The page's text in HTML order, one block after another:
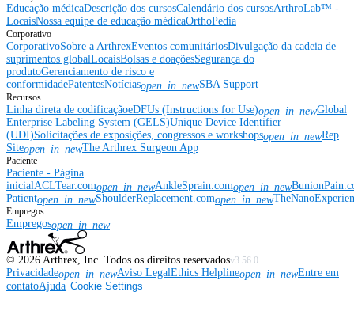
Educação médicaDescrição dos cursosCalendário dos cursosArthroLab™ -
LocaisNossa equipe de educação médicaOrthoPedia
Corporativo
CorporativoSobre a ArthrexEventos comunitáriosDivulgação da cadeia de
suprimentos globalLocaisBolsas e doaçõesSegurança do
produtoGerenciamento de risco e
conformidadePatentesNotíciasopen_in_newSBA Support
Recursos
Linha direta de codificaçãoeDFUs (Instructions for Use)open_in_newGlobal
Enterprise Labeling System (GELS)Unique Device Identifier
(UDI)Solicitações de exposições, congressos e workshopsopen_in_newRep
Siteopen_in_newThe Arthrex Surgeon App
Paciente
Paciente - Página
inicialACLTear.comopen_in_newAnkleSprain.comopen_in_new
Patientopen_in_newShoulderReplacement.comopen_in_new
Empregos
Empregosopen_in_new
© 2026 Arthrex, Inc. Todos os direitos reservadosv3.56.0
Privacidadeopen_in_newAviso LegalEthics Helplineopen_in_newEntre em
contatoAjuda Cookie Settings